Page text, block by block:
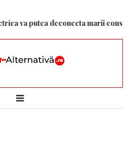
putea deconecta marii